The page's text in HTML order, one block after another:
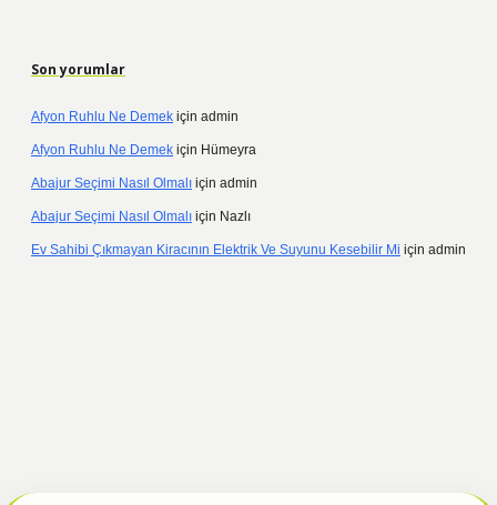
Son yorumlar
Afyon Ruhlu Ne Demek için admin
Afyon Ruhlu Ne Demek için Hümeyra
Abajur Seçimi Nasıl Olmalı için admin
Abajur Seçimi Nasıl Olmalı için Nazlı
Ev Sahibi Çıkmayan Kiracının Elektrik Ve Suyunu Kesebilir Mi için admin
giriş